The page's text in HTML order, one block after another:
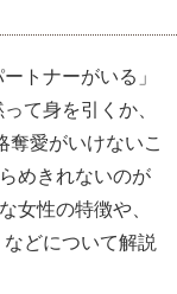
トナーがいる」
て身を引くか、
愛がいけないこ
めきれないのが
女性の特徴や、
どについて解説